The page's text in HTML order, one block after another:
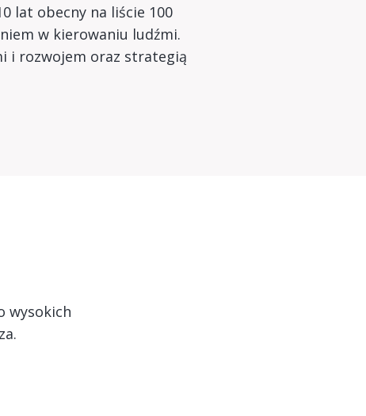
lat obecny na liście 100
w kierowaniu ludźmi.
i rozwojem oraz strategią
wysokich